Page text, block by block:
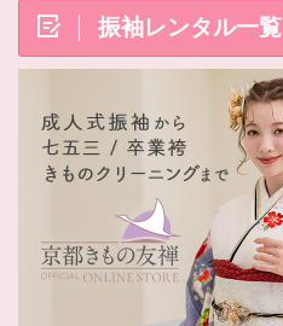
振袖レンタル一覧